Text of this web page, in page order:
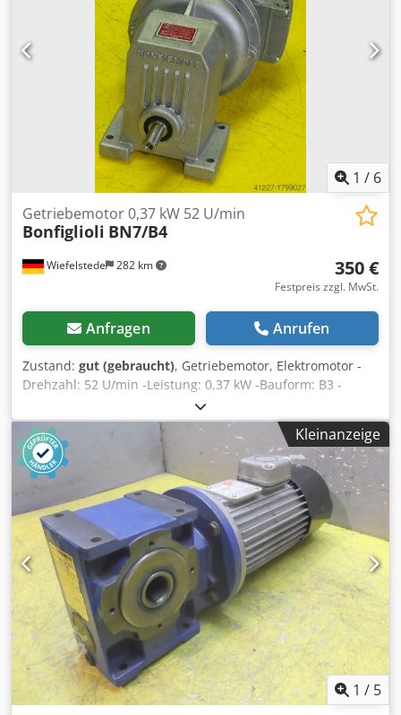
1 / 6
Wiefelstede 282 km
Getriebemotor 0,37 kW 52 U/min
Bonfiglioli BN7/B4
350 €
Festpreis zzgl. MwSt.
Anfragen Anrufen
Zustand: gut (gebraucht), Getriebemotor, Elektromotor -
Drehzahl: 52 U/min -Leistung: 0,37 kW -Bauform: B3 -
Durchmesser Welle: Ø 14 mm -Schutzart: IP 55 Csdpob A R
Nxsfx Alcsha -Gewicht: 10 kg
Kleinanzeige
1 / 5